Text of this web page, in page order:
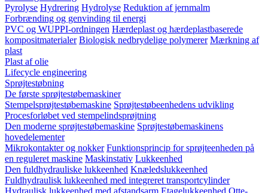
Pyrolyse Hydrering Hydrolyse Reduktion af jernmalm
Forbrænding og genvinding til energi
PVC og WUPPI-ordningen Hærdeplast og hærdeplastbaserede
kompositmaterialer Biologisk nedbrydelige polymerer Mærkning af
plast
Plast af olie
Lifecycle engineering
Sprøjtestøbning
De første sprøjtestøbemaskiner
Stempelsprøjtestøbemaskine Sprøjtestøbeenhedens udvikling
Procesforløbet ved stempelindsprøjtning
Den moderne sprøjtestøbemaskine Sprøjtestøbemaskinens
hovedelementer
Mikrokontakter og nokker Funktionsprincip for sprøjteenheden på
en reguleret maskine Maskinstativ Lukkeenhed
Den fuldhydrauliske lukkeenhed Knæledslukkeenhed
Fuldhydraulisk lukkeenhed med integreret transportcylinder
Hydraulisk lukkeenhed med afstandsarm Etagelukkeenhed Otte-